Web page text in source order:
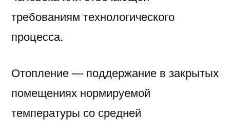
требованиям технологического
процесса.
Отопление — поддержание в закрытых
помещениях нормируемой
температуры со средней